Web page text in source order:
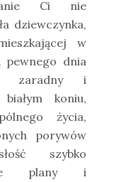
Ci nie
dziewczynka,
w
pewnego dnia
zaradny i
koniu,
życia,
porywów
szybko
plany i